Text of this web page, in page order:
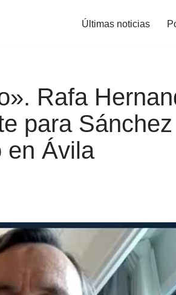
Últimas noticias
Rafa
para
en Ávila